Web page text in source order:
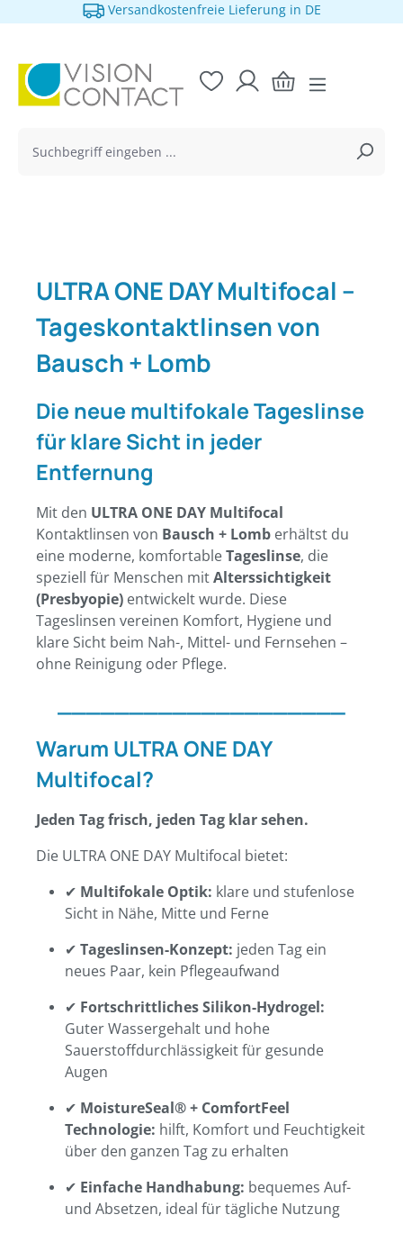
springen
Versandkostenfreie Lieferung in DE
ULTRA ONE DAY Multifocal –
Tageskontaktlinsen von
Bausch + Lomb
Die neue multifokale Tageslinse
für klare Sicht in jeder
Entfernung
Mit den ULTRA ONE DAY Multifocal
Kontaktlinsen von Bausch + Lomb erhältst du
eine moderne, komfortableTageslinse, die
speziell für Menschen mitAlterssichtigkeit
(Presbyopie) entwickelt wurde. Diese
Tageslinsen vereinen Komfort, Hygiene und
klare Sicht beim Nah-, Mittel- und Fernsehen –
ohne Reinigung oder Pflege.
Warum ULTRA ONE DAY
Multifocal?
Jeden Tag frisch, jeden Tag klar sehen.
Die ULTRA ONE DAY Multifocal bietet:
✔ Multifokale Optik: klare und stufenlose
Sicht in Nähe, Mitte und Ferne
✔ Tageslinsen-Konzept: jeden Tag ein
neues Paar, kein Pflegeaufwand
✔ Fortschrittliches Silikon-Hydrogel:
Guter Wassergehalt und hohe
Sauerstoffdurchlässigkeit für gesunde
Augen
✔ MoistureSeal® + ComfortFeel
Technologie: hilft, Komfort und Feuchtigkeit
über den ganzen Tag zu erhalten
✔ Einfache Handhabung: bequemes Auf-
und Absetzen, ideal für tägliche Nutzung